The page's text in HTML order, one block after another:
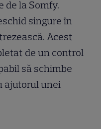
la Somfy.
singure în
Acest
de un control
să schimbe
ajutorul unei